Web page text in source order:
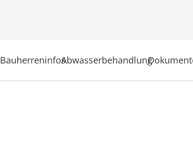
BauherreninfosAbwasserbehandlung